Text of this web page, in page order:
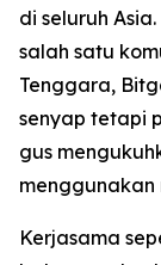
di seluruh
salah satu
Tenggara,
senyap tetapi
gus
menggunakan
Kerjasama